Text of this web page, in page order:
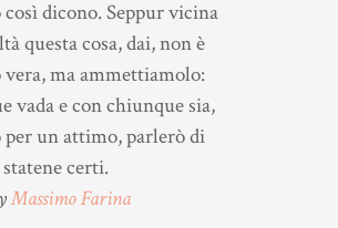
dicono. Seppur vicina
questa cosa, dai, non è
ma ammettiamolo:
vada e con chiunque sia,
per un attimo, parlerò di
certi.
Massimo Farina